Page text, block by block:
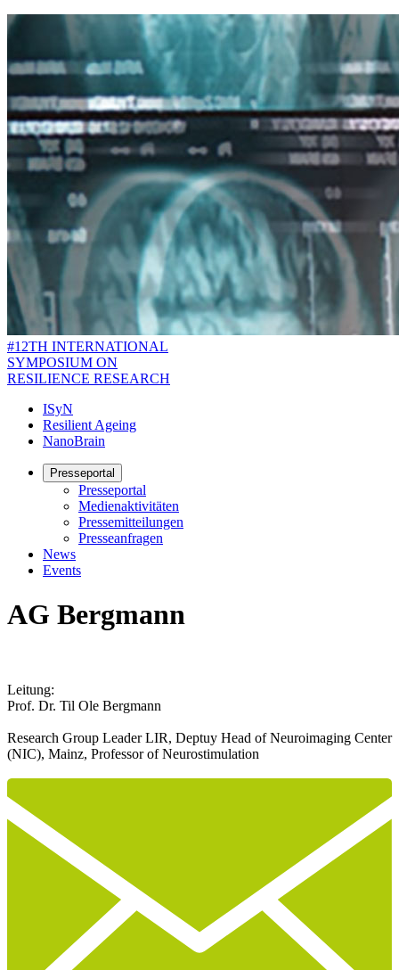
#12TH INTERNATIONAL
SYMPOSIUM ON
RESILIENCE RESEARCH
ISyN
Resilient Ageing
NanoBrain
Presseportal
Presseportal
Medienaktivitäten
Pressemitteilungen
Presseanfragen
News
Events
AG Bergmann
Leitung:
Prof. Dr. Til Ole Bergmann
Research Group Leader LIR, Deptuy Head of Neuroimaging Center
(NIC), Mainz, Professor of Neurostimulation